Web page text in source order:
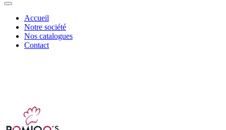
Accueil
Notre société
Nos catalogues
Contact